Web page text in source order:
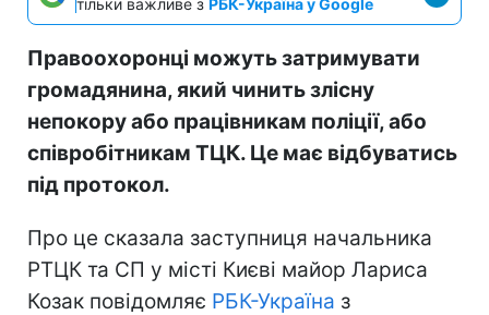
тільки важливе з РБК-Україна у Google
Правоохоронці можуть затримувати
громадянина, який чинить злісну
непокору або працівникам поліції, або
співробітникам ТЦК. Це має відбуватись
під протокол.
Про це сказала заступниця начальника
РТЦК та СП у місті Києві майор Лариса
Козак повідомляє РБК-Україна з